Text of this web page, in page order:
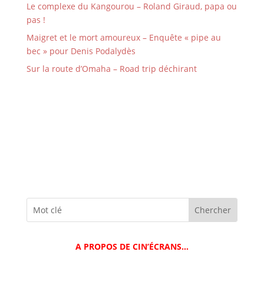
Le complexe du Kangourou – Roland Giraud, papa ou
pas !
Maigret et le mort amoureux – Enquête « pipe au
bec » pour Denis Podalydès
Sur la route d’Omaha – Road trip déchirant
A PROPOS DE CIN’ÉCRANS…